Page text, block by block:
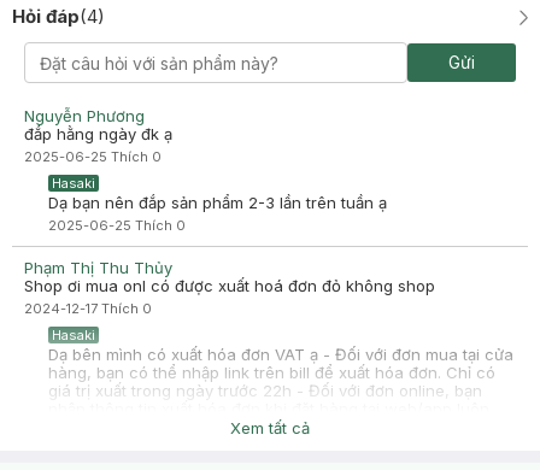
Hỏi đáp(4)
Gửi
Nguyễn Phương
đắp hằng ngày đk ạ
2025-06-25 Thích 0
Hasaki
Dạ bạn nên đắp sản phẩm 2-3 lần trên tuần ạ
2025-06-25 Thích 0
Phạm Thị Thu Thủy
Shop ơi mua onl có được xuất hoá đơn đỏ không shop
2024-12-17 Thích 0
Hasaki
Dạ bên mình có xuất hóa đơn VAT ạ - Đối với đơn mua tại cửa
hàng, bạn có thể nhập link trên bill để xuất hóa đơn. Chỉ có
giá trị xuất trong ngày trước 22h - Đối với đơn online, bạn
nhé. Hóa đơn khi có bên mình sẽ gửi qua mail cá nhận bạn
Xem tất cả